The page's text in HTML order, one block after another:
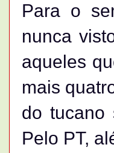
Para o
nunca
aqueles
mais
do tucano
Pelo PT,